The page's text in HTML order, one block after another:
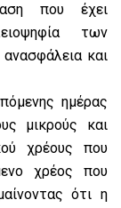
που έχει
των
και
ημέρας
μικρούς και
χρέους που
χρέος που
ότι η